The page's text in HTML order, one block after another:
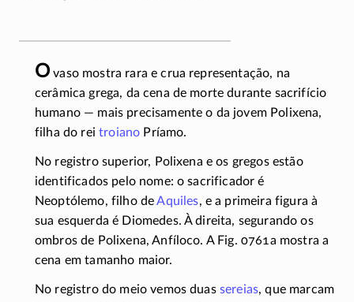
O vaso mostra rara e crua representação, na
cerâmica grega, da cena de morte durante sacrifício
humano — mais precisamente o da jovem Polixena,
filha do reitroiano Príamo.
No registro superior, Polixena e os gregos estão
identificados pelo nome: o sacrificador é
Neoptólemo, filho deAquiles, e a primeira figura à
sua esquerda é Diomedes. À direita, segurando os
ombros de Polixena, Anfíloco. A Fig. 0761a mostra a
cena em tamanho maior.
No registro do meio vemos duas sereias, que marcam